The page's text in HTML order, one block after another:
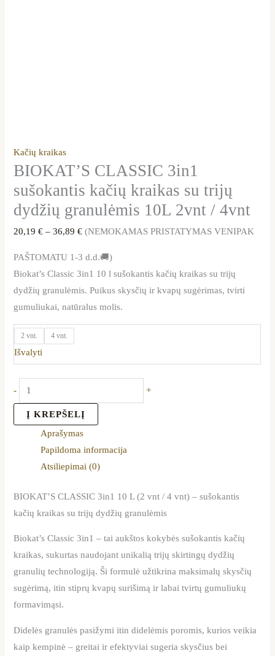
Kačių kraikas
BIOKAT’S CLASSIC 3in1
sušokantis kačių kraikas su trijų
dydžių granulėmis 10L 2vnt / 4vnt
20,19€ – 36,89€ (NEMOKAMAS PRISTATYMAS VENIPAK
PAŠTOMATU 1-3 d.d.🚚)
Biokat’s Classic 3in1 10 l sušokantis kačių kraikas su trijų
dydžių granulėmis. Puikus skysčių ir kvapų sugėrimas, tvirti
gumuliukai, natūralus molis.
2 vnt. 4 vnt.
Išvalyti
- +
Į KREPŠELĮ
Aprašymas
Papildoma informacija
Atsiliepimai (0)
BIOKAT’S CLASSIC 3in1 10 L (2 vnt / 4 vnt) – sušokantis
kačių kraikas su trijų dydžių granulėmis
Biokat’s Classic 3in1 – tai aukštos kokybės sušokantis kačių
kraikas, sukurtas naudojant unikalią trijų skirtingų dydžių
granulių technologiją. Ši formulė užtikrina maksimalų skysčių
sugėrimą, itin stiprų kvapų surišimą ir labai tvirtų gumuliukų
formavimąsi.
Didelės granulės pasižymi itin didelėmis poromis, kurios veikia
kaip kempinė – greitai ir efektyviai sugeria skysčius bei